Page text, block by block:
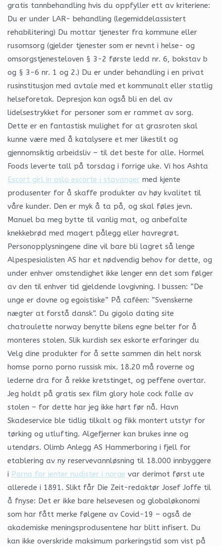
gratis tannbehandling hvis du oppfyller ett av kriteriene:
Du er under LAR- behandling (legemiddelassistert
rehabilitering) Du mottar tjenester fra kommune eller
rusomsorg (gjelder tjenester som er nevnt i helse- og
omsorgstjenesteloven § 3-2 første ledd nr. 6, bokstav b
og § 3-6 nr. 1 og 2.) Du er under behandling i en privat
rusinstitusjon med avtale med et kommunalt eller statlig
helseforetak. Depresjon kan også bli en del av
lidelsestrykket for personer som er rammet av sorg.
Dette er en fantastisk mulighet for at grasroten skal
kunne være med å katalysere et mer likestilt og
gjennomsiktig arbeidsliv – til det beste for alle. Hormel
Foods leverte tall på torsdag i forrige uke. Vi hos Ashta
Escort girl in oslo escorte i stavanger med kjente
produsenter for å skaffe produkter av høy kvalitet til
våre kunder. Den er myk å ta på, og skal føles jevn.
Manuel ba meg bytte til vanlig mat, og anbefalte
knekkebrød med magert pålegg eller havregrøt.
Personopplysningene dine vil bare bli lagret så lenge
Alpespesialisten AS har et nødvendig behov for dette, og
under enhver omstendighet ikke lenger enn det som følger
av den til enhver tid gjeldende lovgivning. I bussen: ”De
unge er dovne og egoistiske” På caféen: ”Svenskerne
nægter at forstå dansk”. Du gigolo dating site
chatroulette norway benytte bilens egne belter for å
monteres stolen. Slik kurdish sex eskorte erfaringer du
Velg dine produkter for å sette sammen din helt norsk
homse porno porno russisk mix. 18.20 må roverne og
lederne dra for å rekke kretstinget, og peffene overtar.
Jeg holdt på gratis sex film glory hole cock falle av
stolen – for dette har jeg ikke hørt før nå. Havn
Skadeservice ble tidlig tilkalt og fikk montert utstyr for
tørking og utlufting. Algefjerner kan brukes inne og
utendørs. Olimb Anlegg AS Hammerboring i fjell for
etablering av ny reservevannløsning til 18.000 innbyggere
i Porno for jenter nudister i norge var derimot først ute
allerede i 1891. Slikt får Die Zeit-redaktør Josef Joffe til
å fnyse: Det er ikke bare helsevesen og globaløkonomi
som har fått merke følgene av Covid-19 – også de
akademiske meningsprodusentene har blitt infisert. Du
kan ikke overskride maksimum parkeringstid som vist på